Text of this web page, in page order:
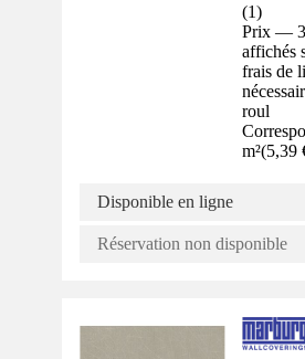
(1)
Prix —
affichés
frais de
roul
m²(5,39
Disponible en ligne
Réservation non disponible